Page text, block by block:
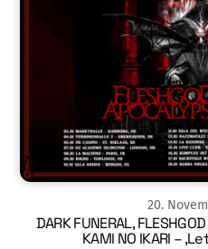
20.
DARK FUNERAL,
KAMI NO IKARI –